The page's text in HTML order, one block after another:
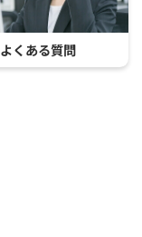
よくある質問